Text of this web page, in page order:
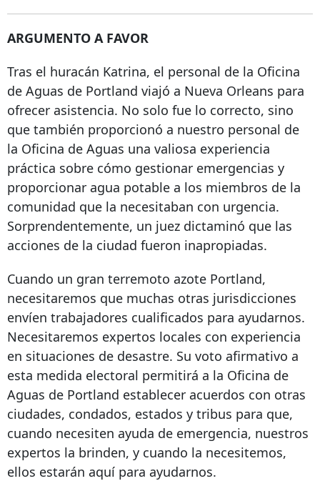
ARGUMENTO A FAVOR
Tras el huracán Katrina, el personal de la Oficina
de Aguas de Portland viajó a Nueva Orleans para
ofrecer asistencia. No solo fue lo correcto, sino
que también proporcionó a nuestro personal de
la Oficina de Aguas una valiosa experiencia
práctica sobre cómo gestionar emergencias y
proporcionar agua potable a los miembros de la
comunidad que la necesitaban con urgencia.
Sorprendentemente, un juez dictaminó que las
acciones de la ciudad fueron inapropiadas.
Cuando un gran terremoto azote Portland,
necesitaremos que muchas otras jurisdicciones
envíen trabajadores cualificados para ayudarnos.
Necesitaremos expertos locales con experiencia
en situaciones de desastre. Su voto afirmativo a
esta medida electoral permitirá a la Oficina de
Aguas de Portland establecer acuerdos con otras
ciudades, condados, estados y tribus para que,
cuando necesiten ayuda de emergencia, nuestros
expertos la brinden, y cuando la necesitemos,
ellos estarán aquí para ayudarnos.